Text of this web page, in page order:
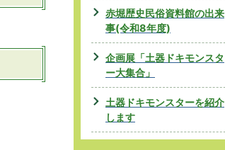
赤堀歴史民俗資料館の出来
事(令和8年度)
企画展「土器ドキモンスタ
ー大集合」
土器ドキモンスターを紹介
します